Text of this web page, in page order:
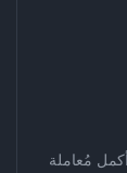
مُعاملة